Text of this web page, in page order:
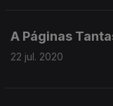
A Páginas
22 jul. 2020